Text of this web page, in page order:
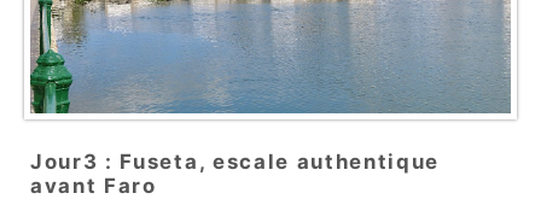
Jour3 : Fuseta, escale authentique
avant Faro